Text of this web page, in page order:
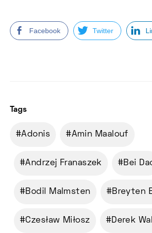
Facebook Twitter
Tags
Adonis Amin Maalouf
Andrzej Franaszek Bei
Bodil Malmsten Breyten
Czesław Miłosz Derek